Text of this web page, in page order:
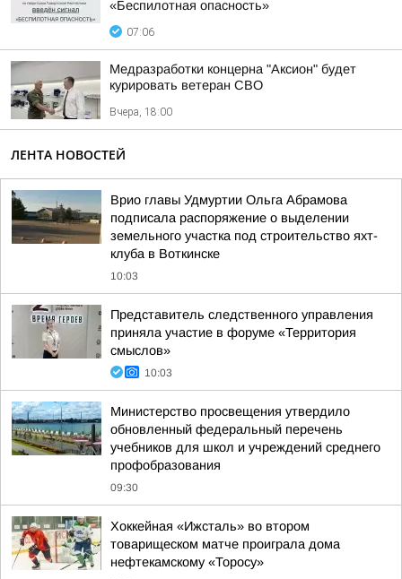
«Беспилотная опасность»
07:06
Медразработки концерна "Аксион" будет
курировать ветеран СВО
Вчера, 18:00
ЛЕНТА НОВОСТЕЙ
Врио главы Удмуртии Ольга Абрамова
подписала распоряжение о выделении
земельного участка под строительство яхт-
клуба в Воткинске
10:03
Представитель следственного управления
приняла участие в форуме «Территория
смыслов»
10:03
Министерство просвещения утвердило
обновленный федеральный перечень
учебников для школ и учреждений среднего
профобразования
09:30
Хоккейная «Ижсталь» во втором
товарищеском матче проиграла дома
нефтекамскому «Торосу»